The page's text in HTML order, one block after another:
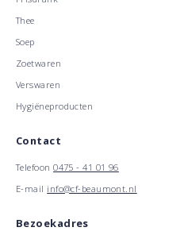
Thee
Soep
Zoetwaren
Verswaren
Hygiëneproducten
Contact
Telefoon0475 - 41 01 96
E-mail info@cf-beaumont.nl
Bezoekadres